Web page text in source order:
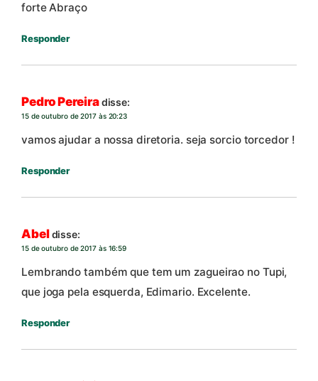
forte Abraço
Responder
Pedro Pereiradisse:
15 de outubro de 2017 às 20:23
vamos ajudar a nossa diretoria. seja sorcio torcedor !
Responder
Abeldisse:
15 de outubro de 2017 às 16:59
Lembrando também que tem um zagueirao no Tupi,
que joga pela esquerda, Edimario. Excelente.
Responder